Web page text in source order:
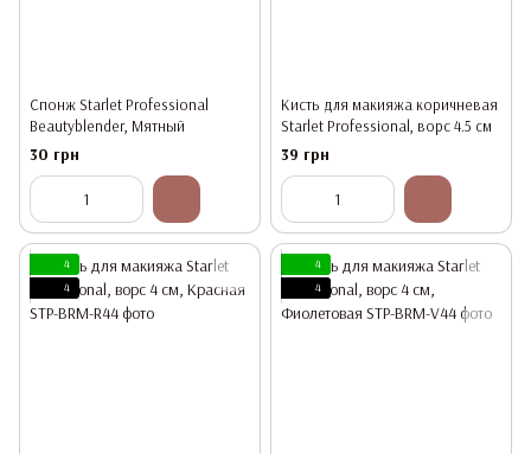
Спонж Starlet Professional
Beautyblender, Мятный
30 грн
Кисть для макияжа коричневая
Starlet Professional, ворс 4.5 см
39 грн
4
4
4
4